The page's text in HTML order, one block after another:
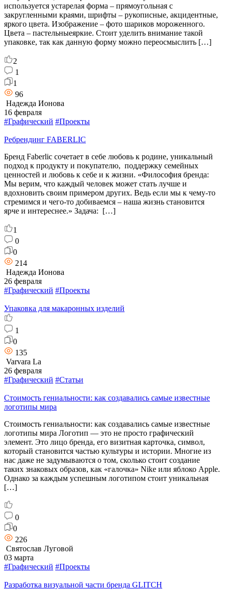
используется устарелая форма – прямоугольная с
закругленными краями, шрифты – рукописные, акцидентные,
яркого цвета. Изображение – фото шариков мороженного.
Цвета – пастельныеяркие. Стоит уделить внимание такой
упаковке, так как данную форму можно переосмыслить […]
2
1
1
96
Надежда Ионова
16 февраля
#Графический #Проекты
Ребрендинг FABERLIC
Бренд Faberlic сочетает в себе любовь к родине, уникальный
подход к продукту и покупателю, поддержку семейных
ценностей и любовь к себе и к жизни. «Философия бренда:
Мы верим, что каждый человек может стать лучше и
вдохновить своим примером других. Ведь если мы к чему-то
стремимся и чего-то добиваемся – наша жизнь становится
ярче и интереснее.» Задача: […]
1
0
0
214
Надежда Ионова
26 февраля
#Графический #Проекты
Упаковка для макаронных изделий
1
0
135
Varvara La
26 февраля
#Графический #Статьи
Стоимость гениальности: как создавались самые известные
логотипы мира
Стоимость гениальности: как создавались самые известные
логотипы мира Логотип — это не просто графический
элемент. Это лицо бренда, его визитная карточка, символ,
который становится частью культуры и истории. Многие из
нас даже не задумываются о том, сколько стоит создание
таких знаковых образов, как «галочка» Nike или яблоко Apple.
Однако за каждым успешным логотипом стоит уникальная
[…]
0
0
226
Святослав Луговой
03 марта
#Графический #Проекты
Разработка визуальной части бренда GLITCH